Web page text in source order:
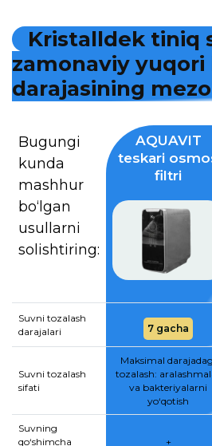
Kristalldek tiniq
zamonaviy yuqori
darajasining mezo
Bugungi
kunda
mashhur
bo‘lgan
usullarni
solishtiring:
AQUAVIT
teskari
filtri
Suvni tozalash
darajalari
7 gacha
Suvni tozalash
sifati
Maksimal
tozalash:
va bakteriyalarni
yo‘qotish
Suvning
qo‘shimcha
+